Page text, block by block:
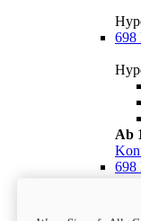
698
Ab
698